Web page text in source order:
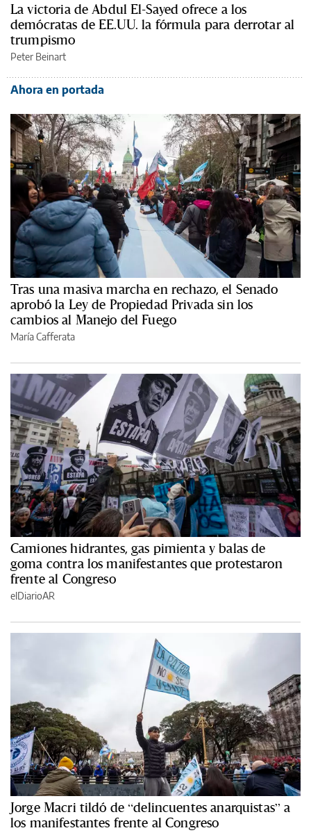
La victoria de Abdul El-Sayed ofrece a los
demócratas de EE.UU. la fórmula para derrotar al
trumpismo
Peter Beinart
Ahora en portada
Tras una masiva marcha en rechazo, el Senado
aprobó la Ley de Propiedad Privada sin los
cambios al Manejo del Fuego
María Cafferata
Camiones hidrantes, gas pimienta y balas de
goma contra los manifestantes que protestaron
frente al Congreso
elDiarioAR
Jorge Macri tildó de “delincuentes anarquistas” a
los manifestantes frente al Congreso